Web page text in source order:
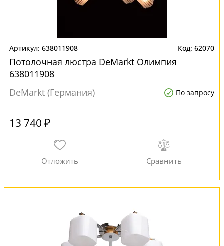
638011908 62070
Потолочная люстра DeMarkt Олимпия
638011908
DeMarkt (Германия)
По запросу
13 740 ₽